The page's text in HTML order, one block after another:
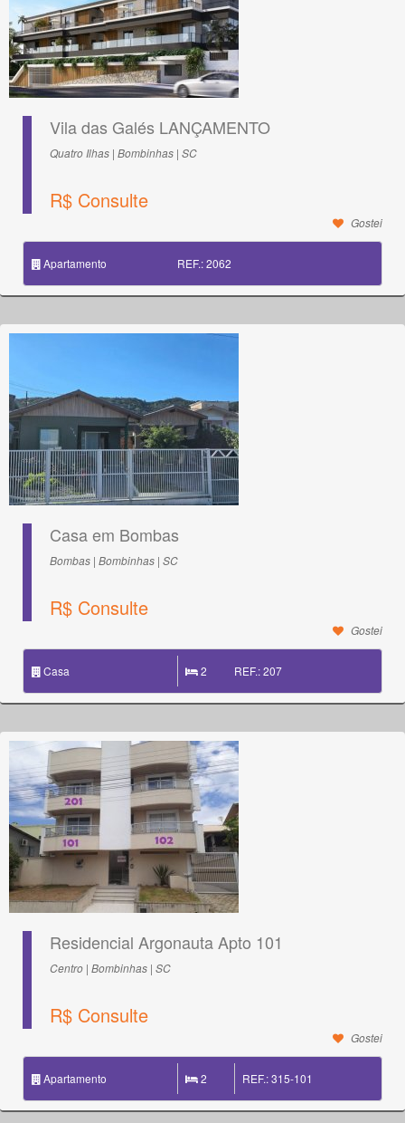
Vila das Galés LANÇAMENTO
Quatro Ilhas | Bombinhas | SC
R$ Consulte
Gostei
Apartamento REF.: 2062
Casa em Bombas
Bombas | Bombinhas | SC
R$ Consulte
Gostei
Casa 2 REF.: 207
Residencial Argonauta Apto 101
Centro | Bombinhas | SC
R$ Consulte
Gostei
Apartamento 2 REF.: 315-101